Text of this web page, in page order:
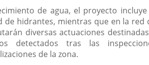
de agua, el proyecto
de hidrantes, mientras que en la red
diversas actuaciones
detectados tras las
de la zona.